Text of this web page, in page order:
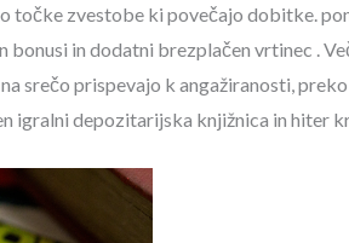
točke zvestobe ki povečajo dobitke.
bonusi in dodatni brezplačen vrtinec .
srečo prispevajo k angažiranosti,
igralni depozitarijska knjižnica in hiter